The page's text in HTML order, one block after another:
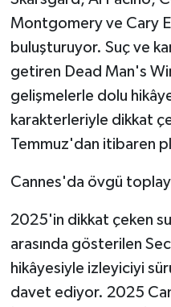
Montgomery ve Cary
buluşturuyor. Suç ve
getiren Dead Man's
gelişmelerle dolu
karakterleriyle dikkat
Temmuz'dan itibaren
Cannes'da övgü
2025'in dikkat çeken
arasında gösterilen
hikâyesiyle izleyiciyi
davet ediyor. 2025